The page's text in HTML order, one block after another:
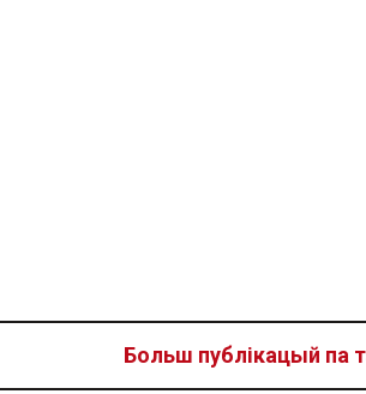
Больш публікацый па